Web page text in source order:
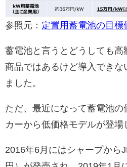
参照元： 定置用蓄電池の目標
蓄電池と言うとどうしても高
商品ではあるけど導入できな
ました。
ただ、最近になって蓄電池の
カーから低価格モデルが登場
2016年6月にはシャープから